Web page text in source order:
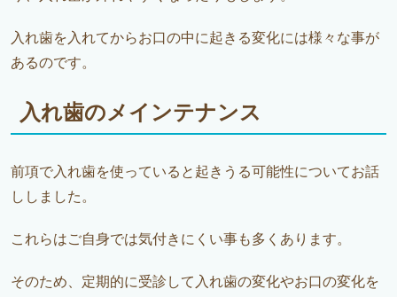
入れ歯を入れてからお口の中に起きる変化には様々な事が
あるのです。
入れ歯のメインテナンス
前項で入れ歯を使っていると起きうる可能性についてお話
ししました。
これらはご自身では気付きにくい事も多くあります。
そのため、定期的に受診して入れ歯の変化やお口の変化を